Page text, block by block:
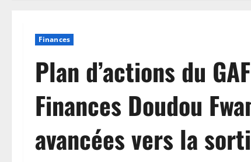
Finances
Plan d’actions du
Finances Doudou
avancées vers la